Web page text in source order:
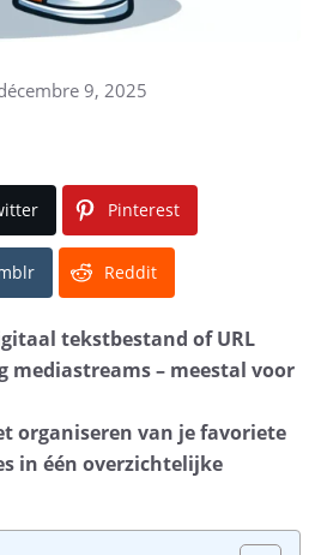
9, 2025
Pinterest
Reddit
tekstbestand of URL
mediastreams – meestal voor
organiseren van je favoriete
in één overzichtelijke